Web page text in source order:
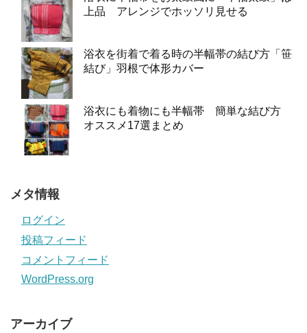
上品 アレンジでホッソリ見せる
浴衣を街着で着る時の半幅帯の結び方「笹
結び」羽根で体形カバー
浴衣にも着物にも半幅帯 簡単な結び方
オススメ17選まとめ
メタ情報
ログイン
投稿フィード
コメントフィード
WordPress.org
アーカイブ